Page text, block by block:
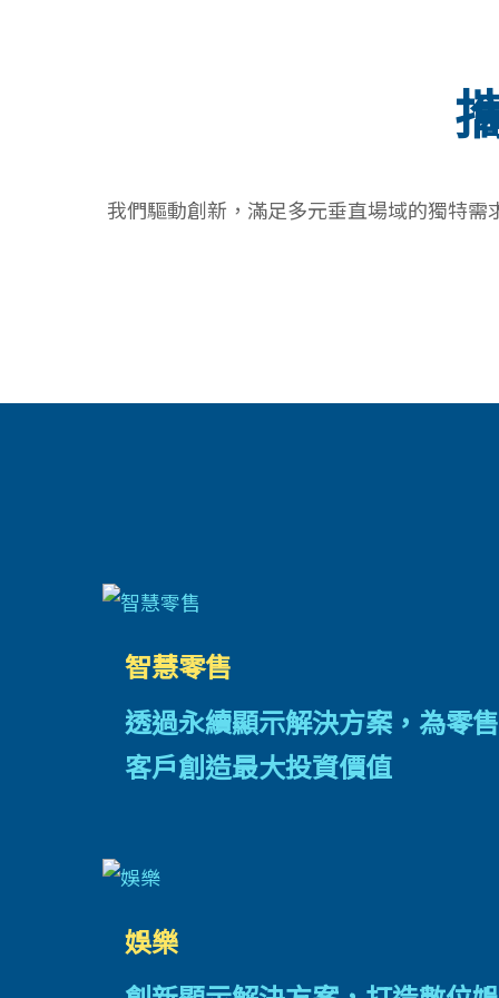
我們驅動創新，滿足多元垂直場域的獨特
智慧零售
透過永續顯示解決方案，為零售
客戶創造最大投資價值
娛樂